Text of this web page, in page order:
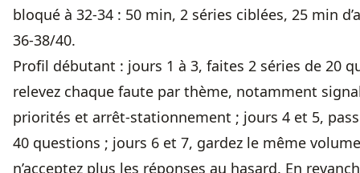
bloqué à 32-34 : 50 min, 2 séries ciblées, 25 min
36-38/40.
Profil débutant : jours 1 à 3, faites 2 séries de 20
relevez chaque faute par thème, notamment
priorités et arrêt-stationnement ; jours 4 et 5,
40 questions ; jours 6 et 7, gardez le même
n’acceptez plus les réponses au hasard. En